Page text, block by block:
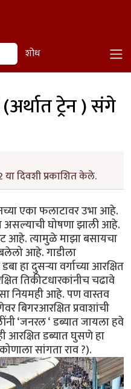
शोध
ट्रेन ) संगे
या दिवशी प्रकाशित केले.
एका फलाटावर उभा आहे.
असल्याची घोषणा झाली आहे.
आहे. त्यामुळे माझा बसायचा
आहे. गाडीला
हा दुसऱ्या वर्गाच्या आरक्षित
तिकीटधारकांनीच चढावे
नियमही आहे. पण वास्तव
बिगरआरक्षित प्रवाशांची
‘जनरल ‘ डब्यात जायला हवे
आरक्षित डब्यात घुसणे हा
सांगता राव ?).